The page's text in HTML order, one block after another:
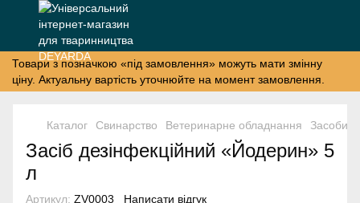
Товари з позначкою «під замовлення» можуть мати змінну
ціну. Актуальну вартість уточнюйте на момент замовлення.
Каталог Свинарство Ветеринарне обладнання Засоби
Засіб дезінфекційний «Йодерин» 5
л
Артикул: ZV0003 Написати відгук